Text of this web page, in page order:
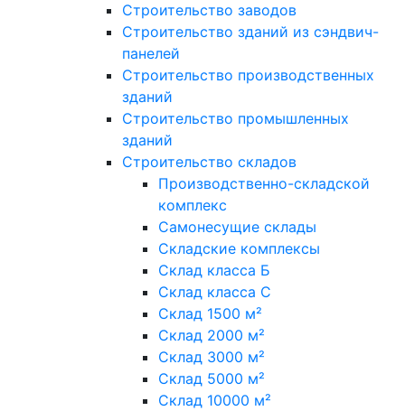
Строительство заводов
Строительство зданий из сэндвич-
панелей
Строительство производственных
зданий
Строительство промышленных
зданий
Строительство складов
Производственно-складской
комплекс
Самонесущие склады
Складские комплексы
Склад класса Б
Склад класса С
Склад 1500 м²
Склад 2000 м²
Склад 3000 м²
Склад 5000 м²
Склад 10000 м²